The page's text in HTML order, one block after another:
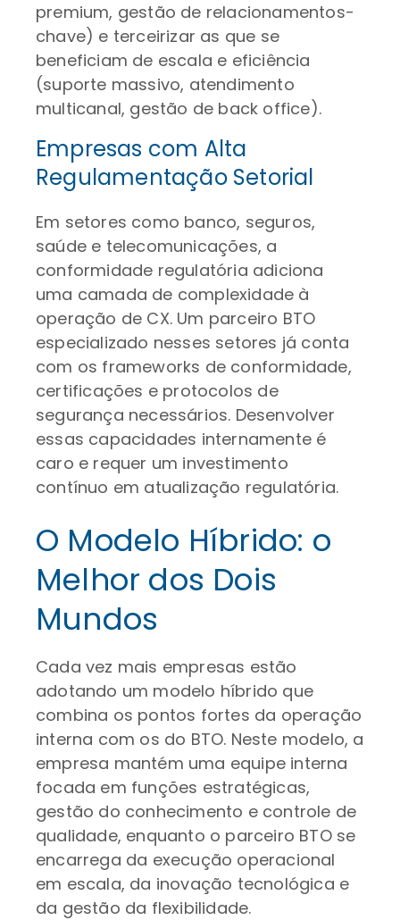
premium, gestão de relacionamentos-
chave) e terceirizar as que se
beneficiam de escala e eficiência
(suporte massivo, atendimento
multicanal, gestão de back office).
Empresas com Alta
Regulamentação Setorial
Em setores como banco, seguros,
saúde e telecomunicações, a
conformidade regulatória adiciona
uma camada de complexidade à
operação de CX. Um parceiro BTO
especializado nesses setores já conta
com os frameworks de conformidade,
certificações e protocolos de
segurança necessários. Desenvolver
essas capacidades internamente é
caro e requer um investimento
contínuo em atualização regulatória.
O Modelo Híbrido: o
Melhor dos Dois
Mundos
Cada vez mais empresas estão
adotando um modelo híbrido que
combina os pontos fortes da operação
interna com os do BTO. Neste modelo, a
empresa mantém uma equipe interna
focada em funções estratégicas,
gestão do conhecimento e controle de
qualidade, enquanto o parceiro BTO se
encarrega da execução operacional
em escala, da inovação tecnológica e
da gestão da flexibilidade.